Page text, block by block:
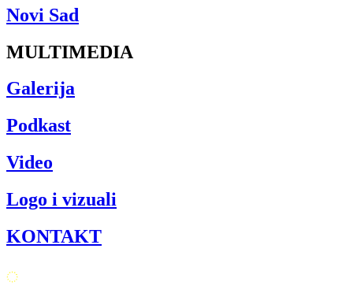
Novi Sad
MULTIMEDIA
Galerija
Podkast
Video
Logo i vizuali
KONTAKT